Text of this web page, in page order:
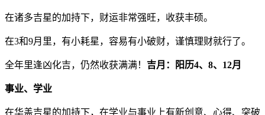
在诸多吉星的加持下，财运非常强旺，收获丰硕。
在3和9月里，有小耗星，容易有小破财，谨慎理财就行了。
全年里逢凶化吉，仍然收获满满！ 吉月：阳历4、8、12月
事业、学业
在华盖吉星的加持下，在学业与事业上有新创意、心得、突破